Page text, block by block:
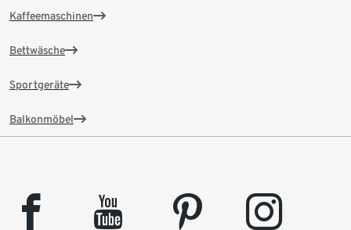
Kaffeemaschinen
Bettwäsche
Sportgeräte
Balkonmöbel
facebook youtube pinterest instagram